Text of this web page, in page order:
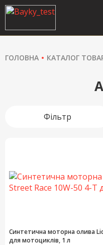
ГОЛОВНА КАТАЛОГ
Фільтр
Синтетична моторна олива
для мотоциклів, 1 л